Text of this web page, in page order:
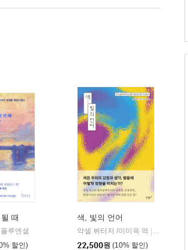
때
루엔셜
할인)
색, 빛의 언어
악셀 뷔터저 /이미옥 역
니케북스
22,500원 (10% 할인)